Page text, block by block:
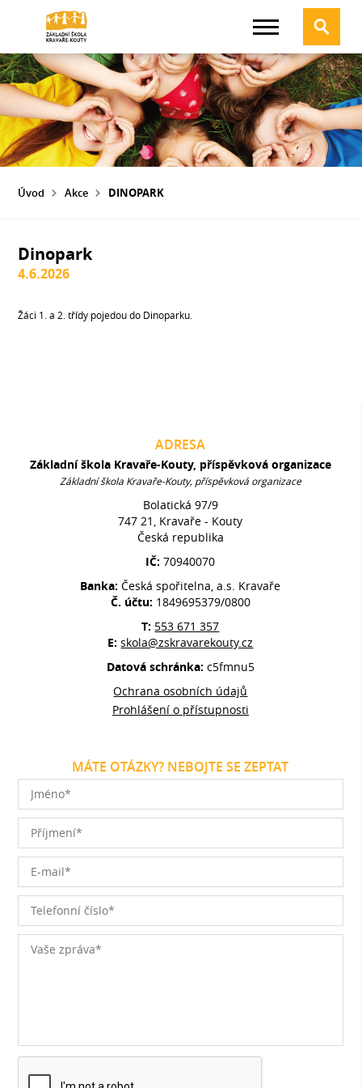
Úvod Akce DINOPARK
Dinopark
4.6.2026
Žáci 1. a 2. třídy pojedou do Dinoparku.
ADRESA
Základní škola Kravaře-Kouty, příspěvková organizace
Základní škola Kravaře-Kouty, příspěvková organizace
Bolatická 97/9
747 21, Kravaře - Kouty
Česká republika
IČ:70940070
Banka:Česká spořitelna, a.s. Kravaře
Č. účtu: 1849695379/0800
T: 553 671 357
E:skola@zskravarekouty.cz
Datová schránka: c5fmnu5
Ochrana osobních údajů
Prohlášení o přístupnosti
MÁTE OTÁZKY? NEBOJTE SE ZEPTAT